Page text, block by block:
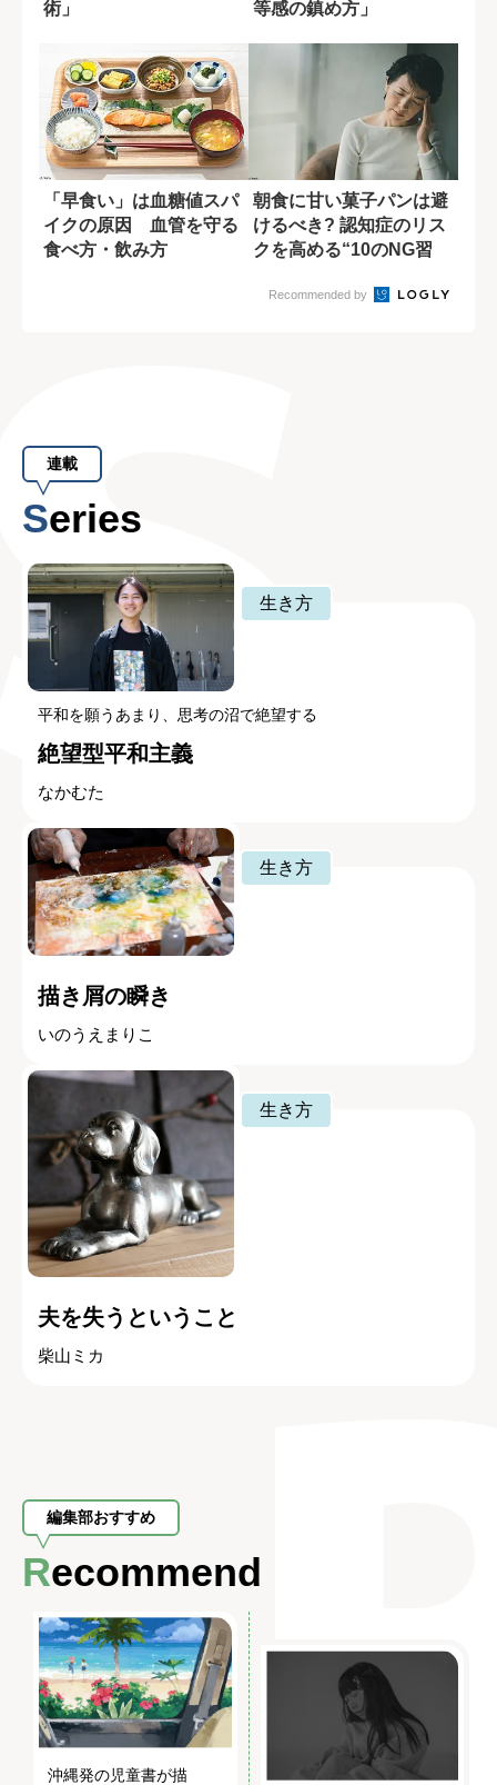
術」 等感の鎮め方」
「早食い」は血糖値スパ
イクの原因 血管を守る
食べ方・飲み方
朝食に甘い菓子パンは避
けるべき? 認知症のリス
クを高める“10のNG習
Recommended by
連載
Series
生き方
平和を願うあまり、思考の沼で絶望する
絶望型平和主義
なかむた
生き方
描き屑の瞬き
いのうえまりこ
生き方
夫を失うということ
柴山ミカ
編集部おすすめ
Recommend
沖縄発の児童書が描